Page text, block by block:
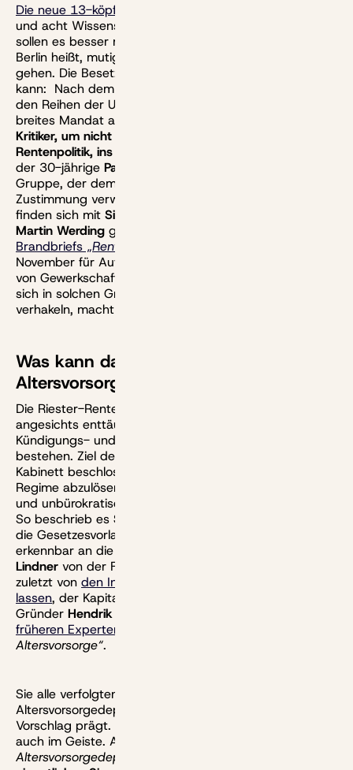
Die neue 13-köpfige Truppe
und acht Wissenschaftlerinnen und Wissenschaftler,
sollen es besser machen, schneller sein und, wie es in
Berlin heißt, mutig und
gehen. Die Besetzung spricht dafür, dass das klappen
kann: Nach dem Protest jüngerer Abgeordneter aus
den Reihen der Union wurde nicht nur ein besonders
breites Mandat ausgerufen.
Kritiker, um nicht zu sagen Gegner der aktuellen
Rentenpolitik, ins Haus.
der 30-jährige Pascal Reddig
Gruppe, der dem jüngsten Rentengesetz seine
Zustimmung verweigerte. Unter den Wissenschaftlern
finden sich mit Silke Übelmesser, Jörg Rocholl und
Martin Werding gleich
Brandbriefs „Rentenpaket zurückziehen!
November für Aufsehen sorgte. Auch die Abwesenheit
von Gewerkschaftern und Arbeitgebervertretern, die
sich in solchen Gremien allzu gern in ihren Rollen
verhakeln, macht Mut.
Was kann das
Altersvorsorgereformgesetz?
Die Riester-Rente ist gescheitert. Daran kann
angesichts enttäuschender Renditen und immer neuer
Kündigungs- und Klagewellen kein Zweifel mehr
bestehen. Ziel des neuen Gesetzes, das nun von
Kabinett beschlossen wurde, ist daher, das alte
Regime abzulösen und durch eine einfache, attraktive
und unbürokratische private Altersvorsorge zu ersetzen.
So beschrieb es SPD-Finanzminister Lars Klingbeil
die Gesetzesvorlage einbrachte. Er knüpfte dafür
erkennbar an die Arbeit seines Vorgängers
Lindner von der FDP an. Der wiederum hatte sich nicht
zuletzt von den Initiatoren dieser Website inspirieren
lassen, der Kapitalanlagegesellschaft Acatis um ihrem
Gründer Hendrik Leber
früheren Expertenrunde
Altersvorsorge“.
Sie alle verfolgten bereits die Idee des
Altersvorsorgedepots, die nun auch Klingbeils
Vorschlag prägt. Nicht nur dem Namen nach, sondern
auch im Geiste. Auch wenn Klingbeil unter einem
Altersvorsorgedepot